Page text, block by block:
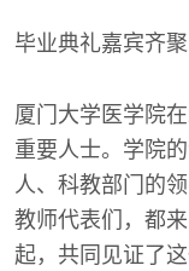
毕业典礼嘉宾齐聚
厦门大学医学院
重要人士。学院
人、科教部门的
教师代表们，都
起，共同见证了